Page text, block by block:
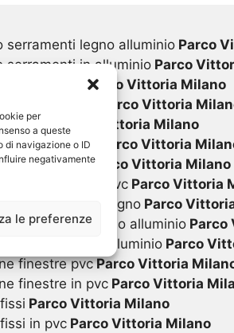
per
a queste
di navigazione o ID
negativamente
le preferenze
serramenti legno alluminio Parco
serramenti in alluminio Parco
pvc
Parco Vittoria Milano
Parco Vittoria
infissiParco Vittoria Milano
infissi in pvc
Parco Vittoria
serramentiParco Vittoria Milano
serramenti in pvc Parco Vittoria
serramenti in legno Parco
serramenti legno alluminio Parco
serramenti in alluminio Parco
finestre pvcParco Vittoria
finestre in pvc Parco Vittoria
Parco Vittoria Milano
in pvc Parco Vittoria Milano